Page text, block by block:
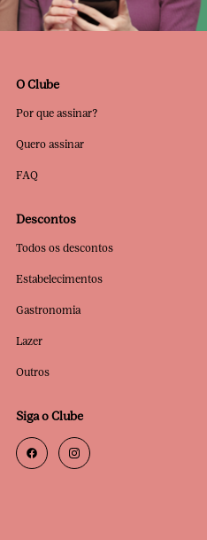
O Clube
Por que assinar?
Quero assinar
FAQ
Descontos
Todos os descontos
Estabelecimentos
Gastronomia
Lazer
Outros
Siga o Clube